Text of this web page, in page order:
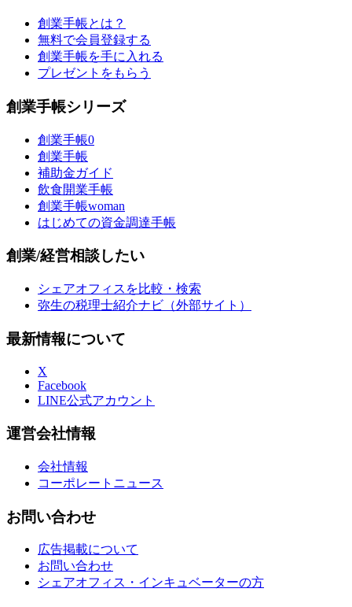
創業手帳とは？
無料で会員登録する
創業手帳を手に入れる
プレゼントをもらう
創業手帳シリーズ
創業手帳0
創業手帳
補助金ガイド
飲食開業手帳
創業手帳woman
はじめての資金調達手帳
創業/経営相談したい
シェアオフィスを比較・検索
弥生の税理士紹介ナビ（外部サイト）
最新情報について
X
Facebook
LINE公式アカウント
運営会社情報
会社情報
コーポレートニュース
お問い合わせ
広告掲載について
お問い合わせ
シェアオフィス・インキュベーターの方